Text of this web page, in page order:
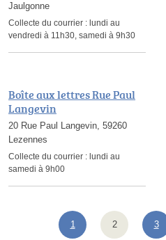
Jaulgonne
Collecte du courrier : lundi au
vendredi à 11h30, samedi à 9h30
Boîte aux lettres Rue Paul
Langevin
20 Rue Paul Langevin, 59260
Lezennes
Collecte du courrier : lundi au
samedi à 9h00
1 2 3